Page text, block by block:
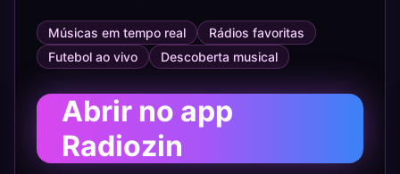
Músicas em tempo real
Rádios favoritas
Futebol ao vivo
Descoberta musical
Abrir no app
Radiozin